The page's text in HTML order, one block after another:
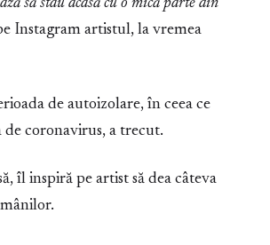
să stau acasă cu o mică parte din
Instagram artistul, la vremea
de autoizolare, în ceea ce
de coronavirus, a trecut.
îl inspiră pe artist să dea câteva